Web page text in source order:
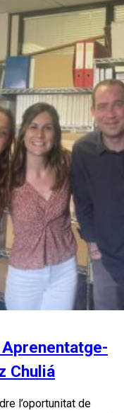
Chuliá
l’oportunitat de